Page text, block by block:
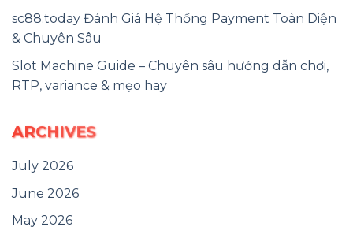
sc88.today Đánh Giá Hệ Thống Payment Toàn Diện
& Chuyên Sâu
Slot Machine Guide – Chuyên sâu hướng dẫn chơi,
RTP, variance & mẹo hay
ARCHIVES
July 2026
June 2026
May 2026